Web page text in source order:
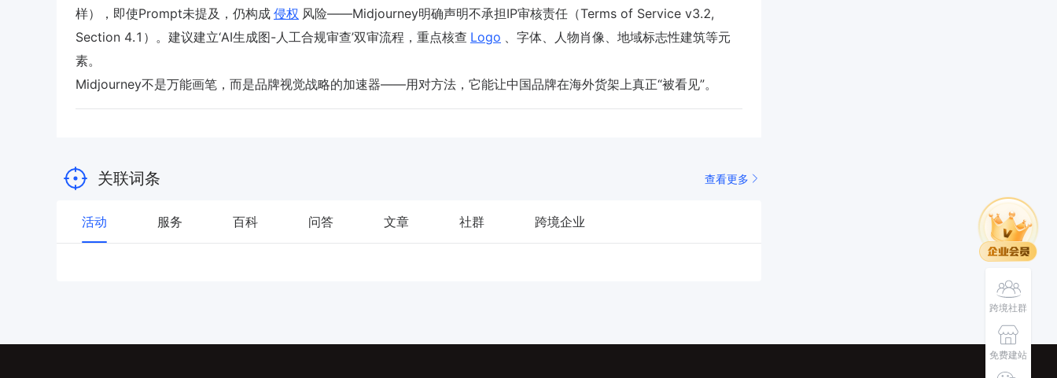
样），即使Prompt未提及，仍构成 侵权 风险——Midjourney明确声明不承担IP审核责任（Terms of Service v3.2,
Section 4.1）。建议建立‘AI生成图-人工合规审查’双审流程，重点核查 Logo 、字体、人物肖像、地域标志性建筑等元
素。
Midjourney不是万能画笔，而是品牌视觉战略的加速器——用对方法，它能让中国品牌在海外货架上真正“被看见”。
关联词条 查看更多
活动 服务 百科 问答 文章 社群 跨境企业
跨境社群
免费建站